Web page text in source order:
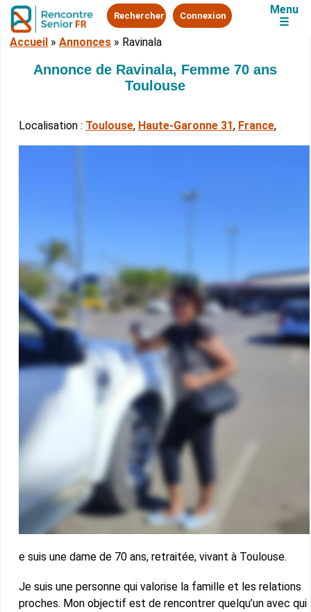
Rechercher Connexion
Menu
☰
Accueil »Annonces » Ravinala
Annonce de Ravinala, Femme 70 ans
Toulouse
Localisation : Toulouse, Haute-Garonne 31, France,
e suis une dame de 70 ans, retraitée, vivant à Toulouse.
Je suis une personne qui valorise la famille et les relations
proches. Mon objectif est de rencontrer quelqu’un avec qui